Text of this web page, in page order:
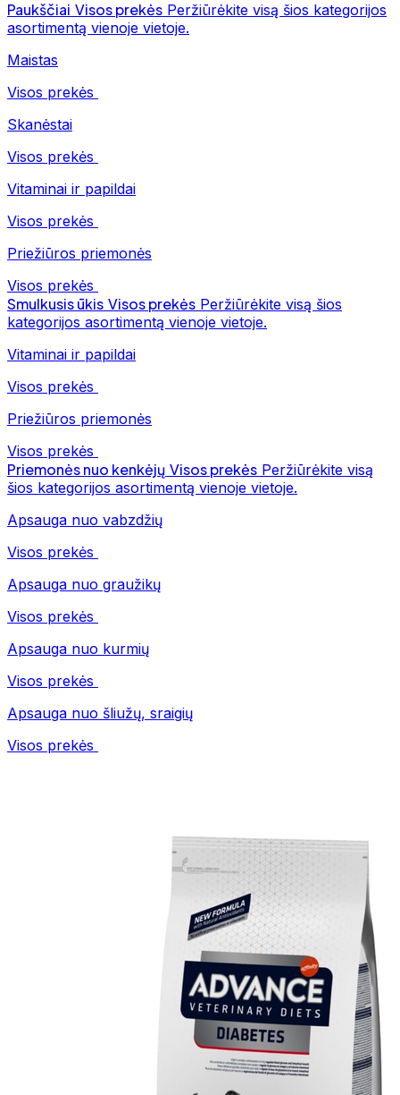
Paukščiai Visos prekės Peržiūrėkite visą šios kategorijos
asortimentą vienoje vietoje.
Maistas
Visos prekės
Skanėstai
Visos prekės
Vitaminai ir papildai
Visos prekės
Priežiūros priemonės
Visos prekės
Smulkusis ūkis Visos prekės Peržiūrėkite visą šios
kategorijos asortimentą vienoje vietoje.
Vitaminai ir papildai
Visos prekės
Priežiūros priemonės
Visos prekės
Priemonės nuo kenkėjų Visos prekės Peržiūrėkite visą
šios kategorijos asortimentą vienoje vietoje.
Apsauga nuo vabzdžių
Visos prekės
Apsauga nuo graužikų
Visos prekės
Apsauga nuo kurmių
Visos prekės
Apsauga nuo šliužų, sraigių
Visos prekės